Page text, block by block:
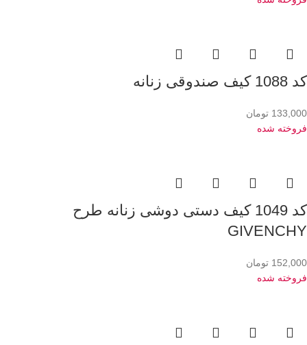
کد 1088 کیف صندوقی زنانه
133,000 تومان
فروخته شده
کد 1049 کیف دستی دوشی زنانه طرح
GIVENCHY
152,000 تومان
فروخته شده